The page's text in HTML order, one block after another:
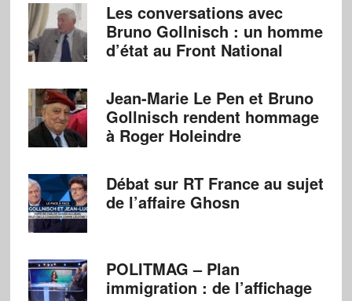
Les conversations avec
Bruno Gollnisch : un homme
d’état au Front National
Jean-Marie Le Pen et Bruno
Gollnisch rendent hommage
à Roger Holeindre
Débat sur RT France au sujet
de l’affaire Ghosn
POLITMAG – Plan
immigration : de l’affichage